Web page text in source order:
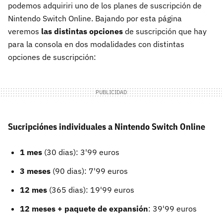
podemos adquiriri uno de los planes de suscripción de
Nintendo Switch Online. Bajando por esta página
veremos las distintas opciones de suscripción que hay
para la consola en dos modalidades con distintas
opciones de suscripción:
Sucripciónes individuales a Nintendo Switch Online
1 mes (30 dias): 3'99 euros
3 meses (90 dias): 7'99 euros
12 mes (365 dias): 19'99 euros
12 meses + paquete de expansión: 39'99 euros